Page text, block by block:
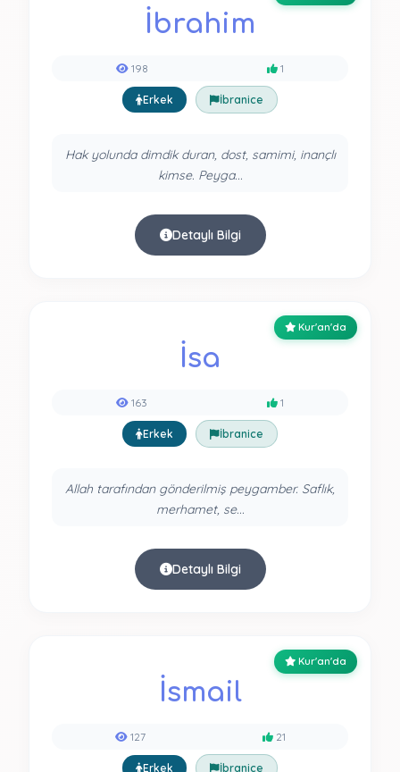
İbrahim
198 1
Erkek İbranice
Hak yolunda dimdik duran, dost, samimi, inançlı
kimse. Peyga...
Detaylı Bilgi
Kur'an'da
İsa
163 1
Erkek İbranice
Allah tarafından gönderilmiş peygamber. Saflık,
merhamet, se...
Detaylı Bilgi
Kur'an'da
İsmail
127 21
Erkek İbranice